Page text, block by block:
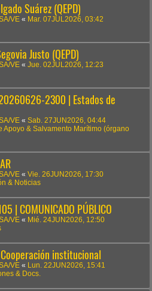
Suárez (QEPD)
VE « Mar. 07JUL2026, 03:42
Justo (QEPD)
VE « Jue. 02JUL2026, 12:23
2300 | Estados de
VE « Sab. 27JUN2026, 04:44
Apoyo & Salvamento Marítimo (órgano
VE « Vie. 26JUN2026, 17:30
& Noticias
| COMUNICADO PÚBLICO
VE « Mié. 24JUN2026, 12:50
institucional
VE «
Lun. 22JUN2026, 15:41
& Docs.